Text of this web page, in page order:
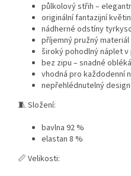
půlkolový střih –
originální fantazijní
nádherné odstíny
příjemný pružný materiál
široký pohodlný náplet v
bez zipu – snadné
vhodná pro každodenní
nepřehlédnutelný
🧵 Složení:
bavlna 92 %
elastan 8 %
📏 Velikosti: